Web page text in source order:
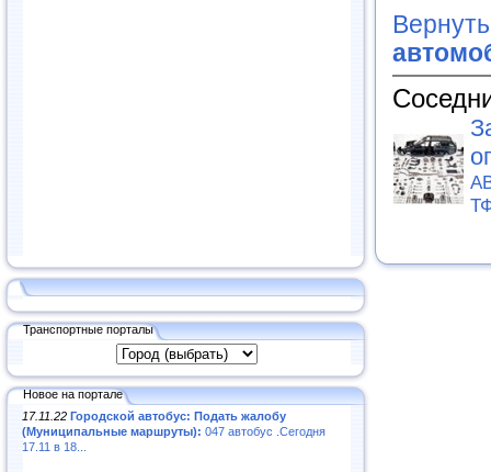
Транспортные порталы
Новое на портале
17.11.22 Городской автобус: Подать жалобу
(Муниципальные маршруты): 047 автобус .Сегодня
17.11 в 18...